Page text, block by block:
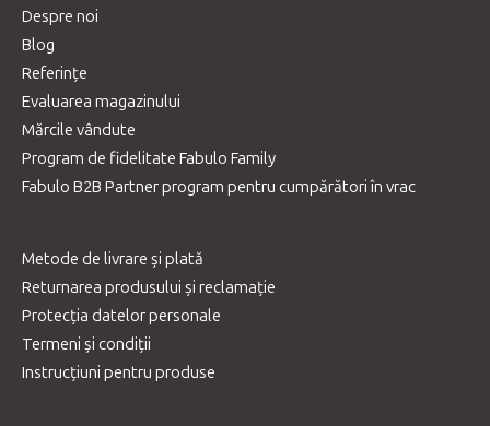
Despre noi
Blog
Referințe
Evaluarea magazinului
Mărcile vândute
Program de fidelitate Fabulo Family
Fabulo B2B Partner program pentru cumpărători în vrac
Metode de livrare și plată
Returnarea produsului și reclamație
Protecția datelor personale
Termeni și condiții
Instrucțiuni pentru produse